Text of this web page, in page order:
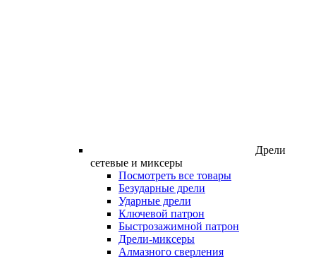
Дрели
сетевые и миксеры
Посмотреть все товары
Безударные дрели
Ударные дрели
Ключевой патрон
Быстрозажимной патрон
Дрели-миксеры
Алмазного сверления